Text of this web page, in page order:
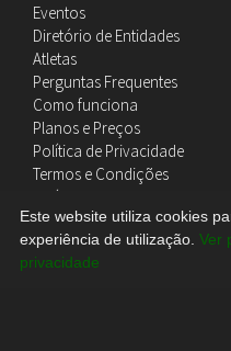
Eventos
Diretório de Entidades
Atletas
Perguntas Frequentes
Como funciona
Planos e Preços
Política de Privacidade
Termos e Condições
Política de Cookies
Contactos
Este website utiliza cookies
experiência de utilização. Ver
privacidade